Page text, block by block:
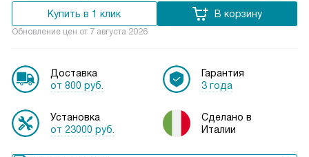
Купить в 1 клик В корзину
Обновление цен от 7 августа 2026
Доставка
от 800 руб.
Установка
от 23000 руб.
Гарантия
3 года
Сделано в
Италии